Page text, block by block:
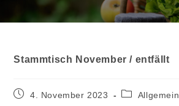
Stammtisch November / entfällt
Beitrag4. November 2023
Beitrags-
Allgemein